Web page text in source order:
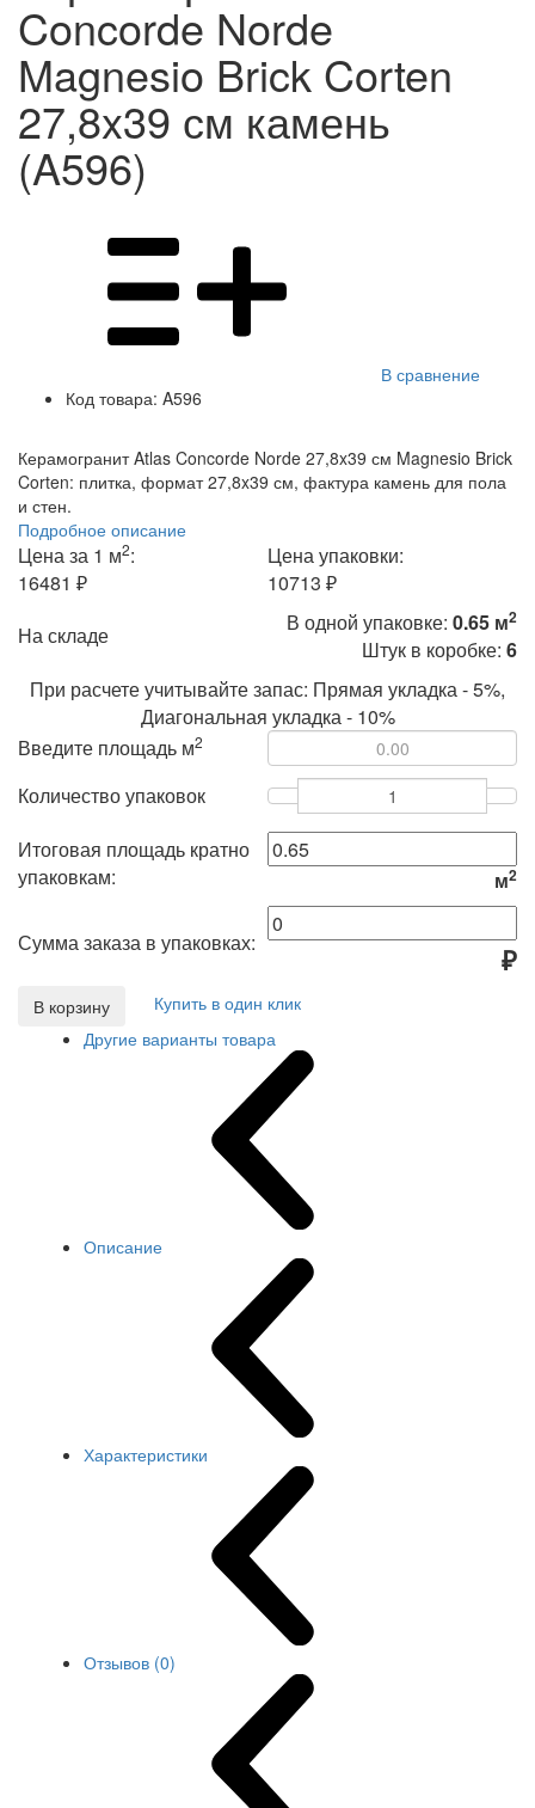
Concorde Norde
Magnesio Brick Corten
27,8x39 см камень
(A596)
В сравнение
Код товара: A596
Керамогранит Atlas Concorde Norde 27,8x39 см Magnesio Brick
Corten: плитка, формат 27,8x39 см, фактура камень для пола
и стен.
Подробное описание
Цена за 1 м2:
16481 ₽
Цена упаковки:
10713 ₽
На складе
В одной упаковке: 0.65 м2
Штук в коробке: 6
При расчете учитывайте запас: Прямая укладка - 5%,
Диагональная укладка - 10%
Введите площадь м2
Количество упаковок
Итоговая площадь кратно
упаковкам:
м2
Сумма заказа в упаковках: ₽
В корзину
Купить в один клик
Другие варианты товара
Описание
Характеристики
Отзывов (0)